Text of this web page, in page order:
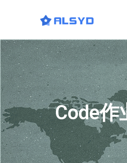
Code作